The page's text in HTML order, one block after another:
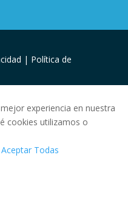
| Política de
experiencia en nuestra
cookies utilizamos o
Aceptar Todas